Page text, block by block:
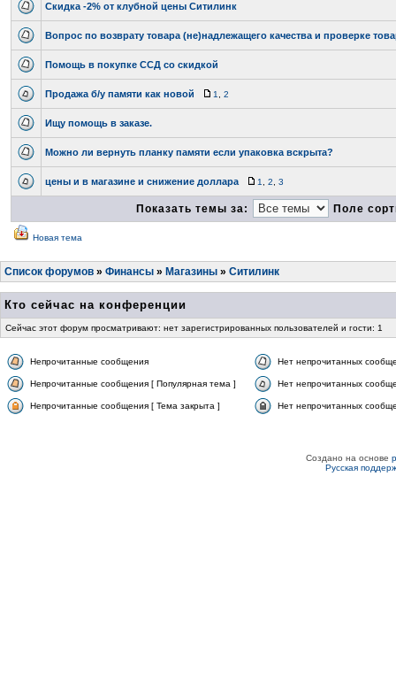
Скидка -2% от клубной цены Ситилинк
Вопрос по возврату товара (не)надлежащего качества и проверке
Помощь в покупке ССД со скидкой
Продажа б/у памяти как новой 1 2
Ищу помощь в заказе.
Можно ли вернуть планку памяти если упаковка вскрыта?
цены и в магазине и снижение доллара 1 2 3
Показать темы за: Поле
Новая тема
Список форумов » Финансы » Магазины » Ситилинк
Кто сейчас на конференции
Сейчас этот форум просматривают: нет зарегистрированных пользователей и гости: 1
Непрочитанные сообщения Нет непрочитанных
Непрочитанные сообщения [ Популярная тема ] Нет непрочитанных
Непрочитанные сообщения [ Тема закрыта ] Нет непрочитанных
Создано на основе
Русская